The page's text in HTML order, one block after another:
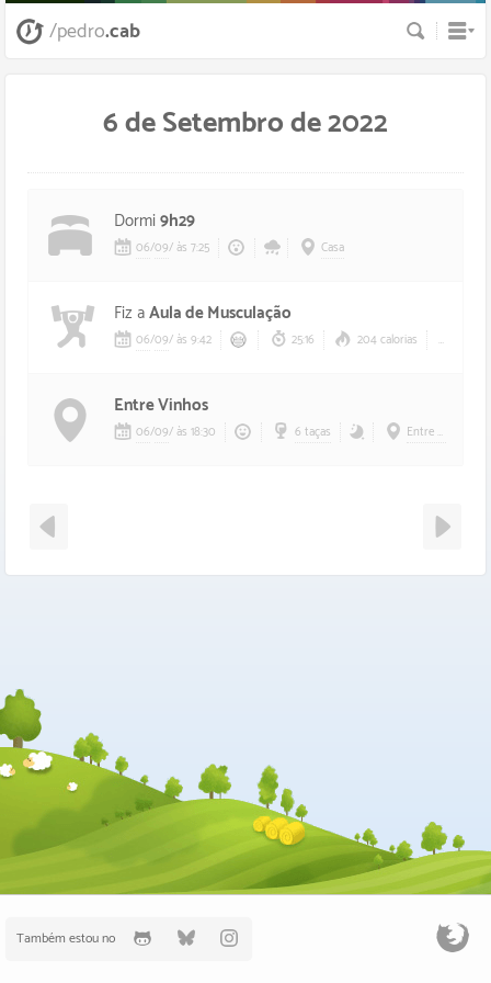
/pedro.cab Busca
6 de Setembro de 2022
Dormi9h29
06/09/ às 7:25 Casa
Fiz aAula de Musculação
06/09/às 9:42 25:16 204 calorias
Entre Vinhos
06/09/ às 18:30 6 taças Entre Vinhos
Também estou no